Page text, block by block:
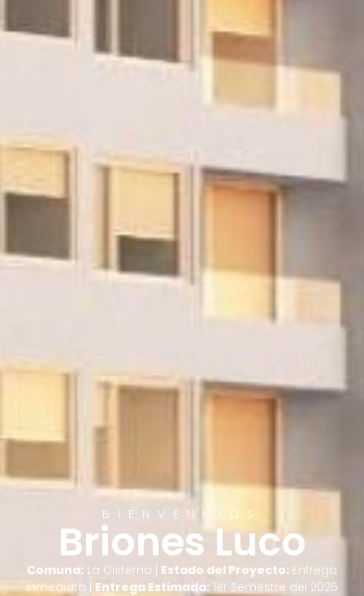
BIENVENIDOS
Briones Luco
Comuna: La Cisterna | Estado del Proyecto: Entrega
Inmediata | Entrega Estimada: 1er Semestre del 2026